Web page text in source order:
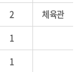
2
체육관
1
1